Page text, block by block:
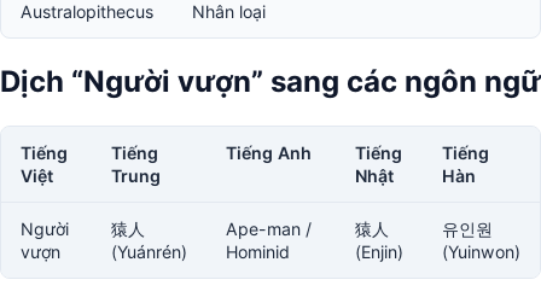
Australopithecus Nhân loại
Dịch “Người vượn” sang các ngôn ngữ
Tiếng
Việt
Tiếng
Trung
Tiếng Anh
Tiếng
Nhật
Tiếng
Hàn
Người
vượn
猿人
(Yuánrén)
Ape-man /
Hominid
猿人
(Enjin)
유인원
(Yuinwon)